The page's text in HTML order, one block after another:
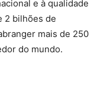
e à qualidade
2 bilhões de
mais de 250
do mundo.